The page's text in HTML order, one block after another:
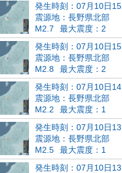
発生時刻：07月10日
震源地：長野県北部
M2.7
最大震度：2
発生時刻：07月10日
震源地：長野県北部
M2.8
最大震度：2
発生時刻：07月10日
震源地：長野県北部
M2.2
最大震度：1
発生時刻：07月10日
震源地：長野県北部
M2.5
最大震度：1
発生時刻：07月10日